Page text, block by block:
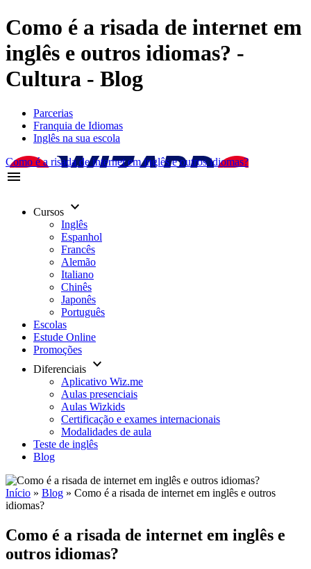
Como é a risada de internet em
inglês e outros idiomas? -
Cultura - Blog
Parcerias
Franquia de Idiomas
Inglês na sua escola
Como é a risada de internet em inglês e outros idiomas?
menu
Cursos keyboard_arrow_down
Inglês
Espanhol
Francês
Alemão
Italiano
Chinês
Japonês
Português
Escolas
Estude Online
Promoções
Diferenciais keyboard_arrow_down
Aplicativo Wiz.me
Aulas presenciais
Aulas Wizkids
Certificação e exames internacionais
Modalidades de aula
Teste de inglês
Blog
Início » Blog » Como é a risada de internet em inglês e outros
idiomas?
Como é a risada de internet em inglês e
outros idiomas?